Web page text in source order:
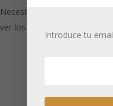
Necesitas estar registrado
ver los precios
Introduce tu